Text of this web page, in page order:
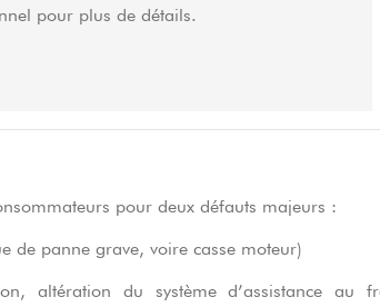
pour plus de détails.
pour deux défauts majeurs :
de panne grave, voire casse moteur)
altération du système d’assistance au